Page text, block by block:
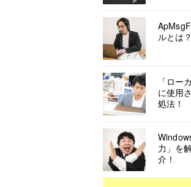
ルとは？
「ロー
に使用
処法！
力」を
介！